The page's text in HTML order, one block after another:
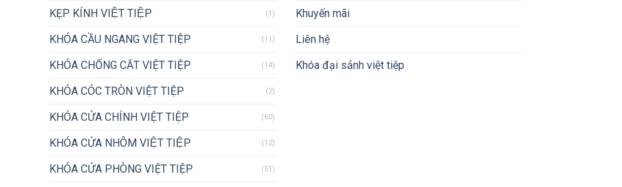
KẸP KÍNH VIỆT TIỆP (1)
KHÓA CẦU NGANG VIỆT TIỆP (11)
KHÓA CHỐNG CẮT VIỆT TIỆP (14)
KHÓA CÓC TRÒN VIỆT TIỆP (2)
KHÓA CỬA CHÍNH VIỆT TIỆP (60)
KHÓA CỬA NHÔM VIỆT TIỆP (12)
KHÓA CỬA PHÒNG VIỆT TIỆP (51)
Khuyến mãi
Liên hệ
Khóa đại sảnh việt tiệp